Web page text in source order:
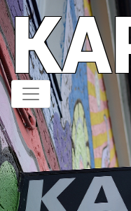
Direkt
zum
Inhalt